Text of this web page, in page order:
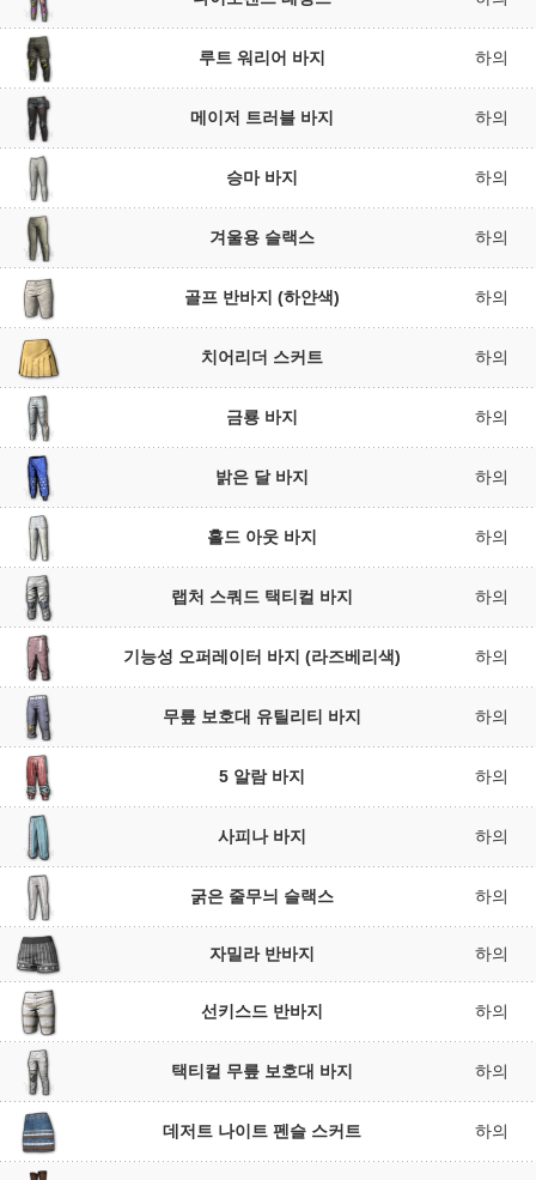
루트 워리어 바지 하의
메이저 트러블 바지 하의
승마 바지 하의
겨울용 슬랙스 하의
골프 반바지 (하얀색) 하의
치어리더 스커트 하의
금룡 바지 하의
밝은 달 바지 하의
홀드 아웃 바지 하의
랩처 스쿼드 택티컬 바지 하의
기능성 오퍼레이터 바지 (라즈베리색) 하의
무릎 보호대 유틸리티 바지 하의
5 알람 바지 하의
사피나 바지 하의
굵은 줄무늬 슬랙스 하의
자밀라 반바지 하의
선키스드 반바지 하의
택티컬 무릎 보호대 바지 하의
데저트 나이트 펜슬 스커트 하의